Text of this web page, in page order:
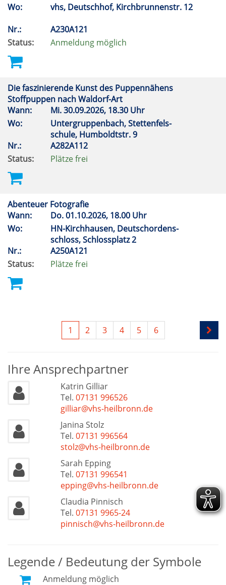
Wo:
vhs, Deutschhof, Kirchbrunnenstr. 12
Nr.:
A230A121
Status:
Anmeldung möglich
Die faszinierende Kunst des Puppennähens
Stoffpuppen nach Waldorf-Art
Wann:
Mi.30.09.2026, 18.30 Uhr
Wo:
Untergruppenbach, Stettenfels-
schule, Humboldtstr. 9
Nr.:
A282A112
Status:
Plätze frei
Abenteuer Fotografie
Wann:
Do.01.10.2026, 18.00 Uhr
Wo:
HN-Kirchhausen, Deutschordens-
schloss, Schlossplatz 2
Nr.:
A250A121
Status:
Plätze frei
1 2 3 4 5 6
Ihre Ansprechpartner
Katrin Gilliar
Tel. 07131 996526
gilliar@vhs-heilbronn.de
Janina Stolz
Tel. 07131 996564
stolz@vhs-heilbronn.de
Sarah Epping
Tel. 07131 996541
epping@vhs-heilbronn.de
Claudia Pinnisch
Tel. 07131 9965-24
pinnisch@vhs-heilbronn.de
Legende / Bedeutung der Symbole
Anmeldung möglich